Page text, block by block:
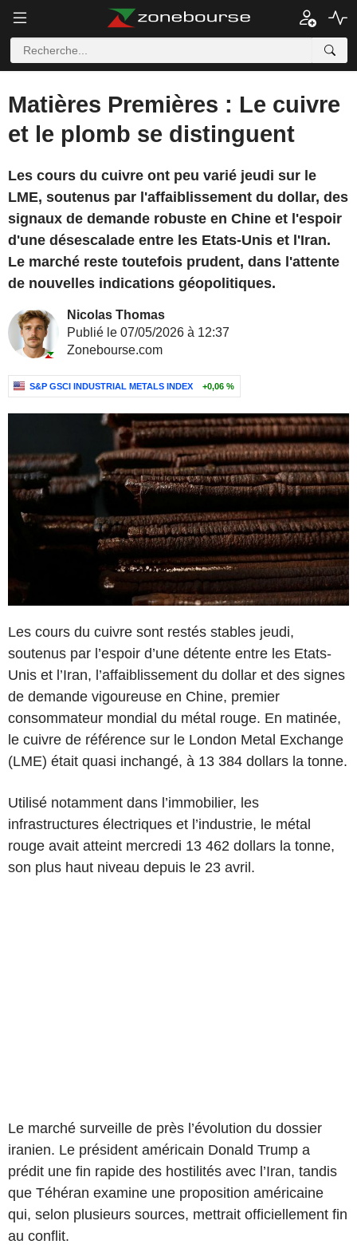
Matières Premières : Le cuivre
et le plomb se distinguent
Les cours du cuivre ont peu varié jeudi sur le
LME, soutenus par l'affaiblissement du dollar, des
signaux de demande robuste en Chine et l'espoir
d'une désescalade entre les Etats-Unis et l'Iran.
Le marché reste toutefois prudent, dans l'attente
de nouvelles indications géopolitiques.
Nicolas Thomas
Publié le 07/05/2026 à 12:37
Zonebourse.com
S&P GSCI INDUSTRIAL METALS INDEX +0,06 %
Les cours du cuivre sont restés stables jeudi,
soutenus par l’espoir d’une détente entre les Etats-
Unis et l’Iran, l’affaiblissement du dollar et des signes
de demande vigoureuse en Chine, premier
consommateur mondial du métal rouge. En matinée,
le cuivre de référence sur le London Metal Exchange
(LME) était quasi inchangé, à 13 384 dollars la tonne.
Utilisé notamment dans l’immobilier, les
infrastructures électriques et l’industrie, le métal
rouge avait atteint mercredi 13 462 dollars la tonne,
son plus haut niveau depuis le 23 avril.
Le marché surveille de près l’évolution du dossier
iranien. Le président américain Donald Trump a
prédit une fin rapide des hostilités avec l’Iran, tandis
que Téhéran examine une proposition américaine
qui, selon plusieurs sources, mettrait officiellement fin
au conflit.